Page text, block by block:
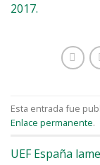
2017.
Esta entrada fue
Enlace permanente.
UEF España